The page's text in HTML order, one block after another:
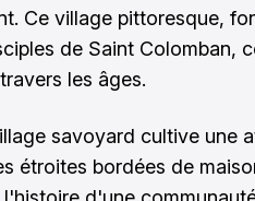
Ce village pittoresque,
de Saint Colomban,
les âges.
savoyard cultive une
étroites bordées de